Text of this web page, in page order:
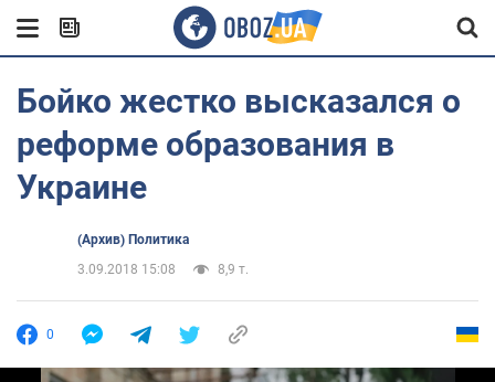
Бойко жестко высказался о
реформе образования в
Украине
(Архив) Политика
3.09.2018 15:08
8,9 т.
0